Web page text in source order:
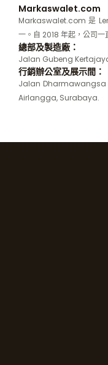
Markaswalet.com
Markaswalet.com 是
一。自 2018 年起，公司一
總部及製造廠：
Jalan Gubeng
行銷辦公室及展示間：
Jalan Dharmawangsa
Airlangga, Surabaya.